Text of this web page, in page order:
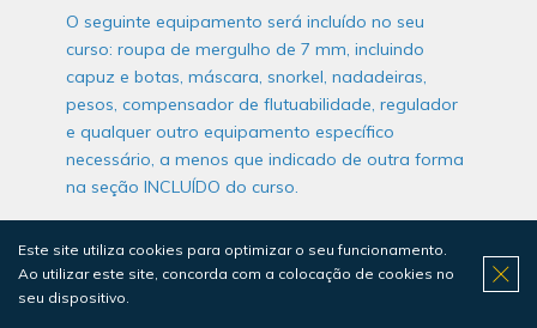
O seguinte equipamento será incluído no seu
curso: roupa de mergulho de 7 mm, incluindo
capuz e botas, máscara, snorkel, nadadeiras,
pesos, compensador de flutuabilidade, regulador
e qualquer outro equipamento específico
necessário, a menos que indicado de outra forma
na seção INCLUÍDO do curso.
Local*
Este site utiliza cookies para optimizar o seu funcionamento.
Ao utilizar este site, concorda com a colocação de cookies no
seu dispositivo.